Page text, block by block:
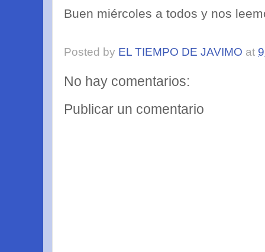
Buen miércoles a todos y nos
Posted by EL TIEMPO DE JAVIMO at
No hay comentarios:
Publicar un comentario